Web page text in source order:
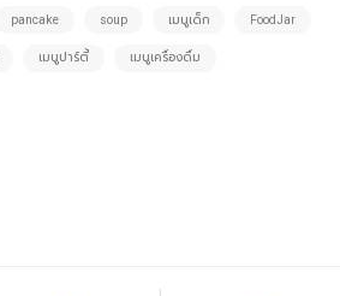
pancake soup เมนูเด็ก FoodJar
เมนูปาร์ตี้ เมนูเครื่องดื่ม